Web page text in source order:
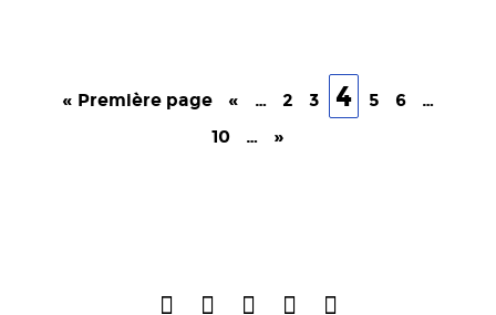
« Première page « … 2 3 4 5 6
…
10
… »